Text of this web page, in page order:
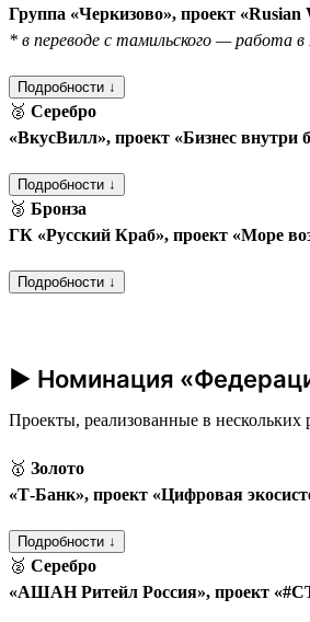
Группа «Черкизово», проект
* в переводе с тамильского — работа в
Подробности ↓
🥈 Серебро
«ВкусВилл», проект «Бизнес внутри
Подробности ↓
🥉 Бронза
ГК «Русский Краб», проект «Море
Подробности ↓
► Номинация
Проекты, реализованные в
🥇 Золото
«Т‑Банк», проект «Цифровая
Подробности ↓
🥈 Серебро
«АШАН Ритейл Россия», проект